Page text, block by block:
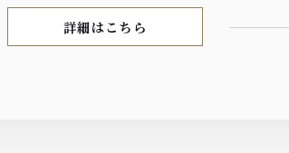
COURSE
詳細はこちら